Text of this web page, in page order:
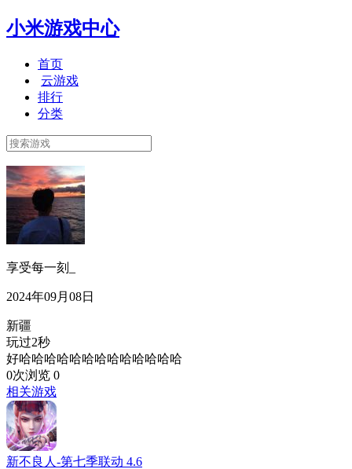
小米游戏中心
首页
云游戏
排行
分类
享受每一刻_
2024年09月08日
新疆
玩过2秒
好哈哈哈哈哈哈哈哈哈哈哈哈哈
0次浏览 0
相关游戏
新不良人-第七季联动 4.6